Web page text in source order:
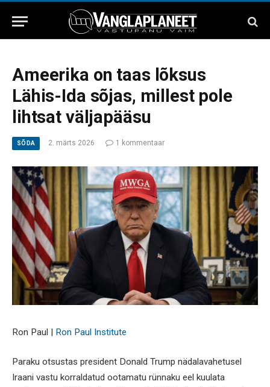
Ameerika on taas lõksus
Lähis-Ida sõjas, millest pole
lihtsat väljapääsu
SÕDA 2. märts 2026 1 kommentaar
Ron Paul | Ron Paul Institute
Paraku otsustas president Donald Trump nädalavahetusel
Iraani vastu korraldatud ootamatu rünnaku eel kuulata